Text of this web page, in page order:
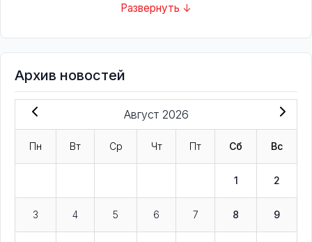
Развернуть ↓
Архив новостей
Август 2026
Пн Вт Ср Чт Пт Сб Вс
1 2
3 4 5 6 7 8 9